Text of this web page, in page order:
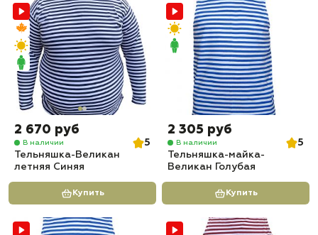
2 670 руб
В наличии
5
Тельняшка-Великан
летняя Синяя
Купить
2 305 руб
В наличии
5
Тельняшка-майка-
Великан Голубая
Купить